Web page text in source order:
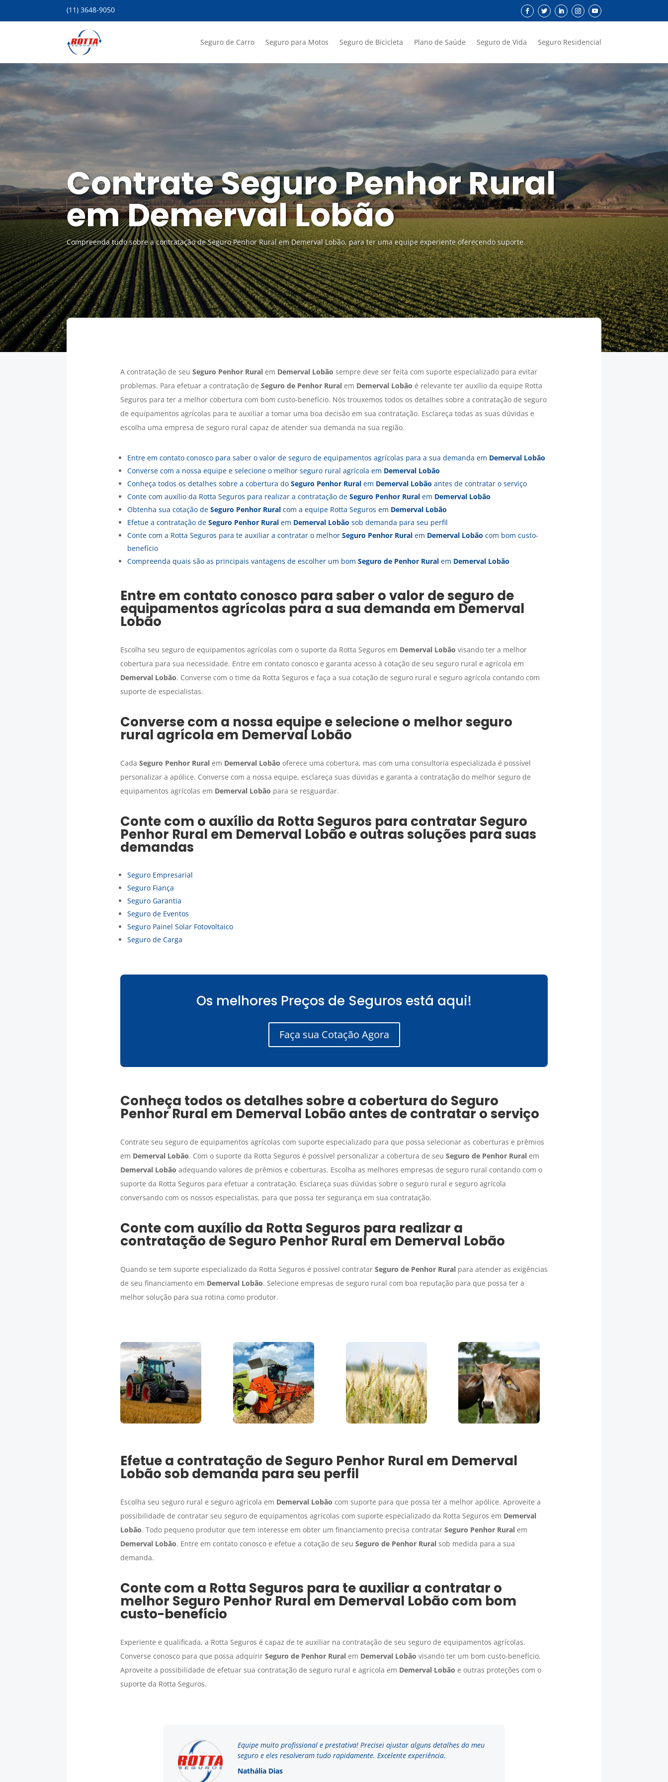
(11) 3648-9050
Seguro de Carro Seguro para Motos Seguro de Bicicleta Plano de Saúde Seguro de Vida Seguro Residencial
Contrate Seguro Penhor Rural
em Demerval Lobão
Compreenda tudo sobre a contratação de Seguro Penhor Rural em Demerval Lobão, para ter uma equipe experiente oferecendo suporte.
A contratação de seu Seguro Penhor Ruralem Demerval Lobão sempre deve ser feita com suporte especializado para evitar
problemas. Para efetuar a contratação de Seguro de Penhor Ruralem Demerval Lobão é relevante ter auxílio da equipe Rotta
Seguros para ter a melhor cobertura com bom custo-benefício. Nós trouxemos todos os detalhes sobre a contratação de seguro
de equipamentos agrícolas para te auxiliar a tomar uma boa decisão em sua contratação. Esclareça todas as suas dúvidas e
escolha uma empresa de seguro rural capaz de atender sua demanda na sua região.
Entre em contato conosco para saber o valor de seguro de equipamentos agrícolas para a sua demanda em Demerval Lobão
Converse com a nossa equipe e selecione o melhor seguro rural agrícola em Demerval Lobão
Conheça todos os detalhes sobre a cobertura do Seguro Penhor Ruralem Demerval Lobão antes de contratar o serviço
Conte com auxílio da Rotta Seguros para realizar a contratação de Seguro Penhor Ruralem Demerval Lobão
Obtenha sua cotação de Seguro Penhor Ruralcom a equipe Rotta Seguros em Demerval Lobão
Efetue a contratação de Seguro Penhor Ruralem Demerval Lobão sob demanda para seu perfil
Conte com a Rotta Seguros para te auxiliar a contratar o melhor Seguro Penhor Ruralem Demerval Lobão com bom custo-
benefício
Compreenda quais são as principais vantagens de escolher um bom Seguro de Penhor Ruralem Demerval Lobão
Entre em contato conosco para saber o valor de seguro de
equipamentos agrícolas para a sua demanda em Demerval
Lobão
Escolha seu seguro de equipamentos agrícolas com o suporte da Rotta Seguros em Demerval Lobão visando ter a melhor
cobertura para sua necessidade. Entre em contato conosco e garanta acesso à cotação de seu seguro rural e agrícola em
Demerval Lobão. Converse com o time da Rotta Seguros e faça a sua cotação de seguro rural e seguro agrícola contando com
suporte de especialistas.
Converse com a nossa equipe e selecione o melhor seguro
rural agrícola em Demerval Lobão
Cada Seguro Penhor Ruralem Demerval Lobão oferece uma cobertura, mas com uma consultoria especializada é possível
personalizar a apólice. Converse com a nossa equipe, esclareça suas dúvidas e garanta a contratação do melhor seguro de
equipamentos agrícolas em Demerval Lobão para se resguardar.
Conte com o auxílio da Rotta Seguros para contratar Seguro
Penhor Rural em Demerval Lobão e outras soluções para suas
demandas
Seguro Empresarial
Seguro Fiança
Seguro Garantia
Seguro de Eventos
Seguro Painel Solar Fotovoltaico
Seguro de Carga
Os melhores Preços de Seguros está aqui!
Faça sua Cotação Agora
Conheça todos os detalhes sobre a cobertura do Seguro
Penhor Rural em Demerval Lobão antes de contratar o serviço
Contrate seu seguro de equipamentos agrícolas com suporte especializado para que possa selecionar as coberturas e prêmios
em Demerval Lobão. Com o suporte da Rotta Seguros é possível personalizar a cobertura de seu Seguro de Penhor Ruralem
Demerval Lobão adequando valores de prêmios e coberturas. Escolha as melhores empresas de seguro rural contando com o
suporte da Rotta Seguros para efetuar a contratação. Esclareça suas dúvidas sobre o seguro rural e seguro agrícola
conversando com os nossos especialistas, para que possa ter segurança em sua contratação.
Conte com auxílio da Rotta Seguros para realizar a
contratação deSeguro Penhor Ruralem Demerval Lobão
Quando se tem suporte especializado da Rotta Seguros é possível contratar Seguro de Penhor Ruralpara atender as exigências
de seu financiamento em Demerval Lobão. Selecione empresas de seguro rural com boa reputação para que possa ter a
melhor solução para sua rotina como produtor.
Efetue a contratação deSeguro Penhor Rural em Demerval
Lobãosob demanda para seu perfil
Escolha seu seguro rural e seguro agrícola em Demerval Lobão com suporte para que possa ter a melhor apólice. Aproveite a
possibilidade de contratar seu seguro de equipamentos agrícolas com suporte especializado da Rotta Seguros em Demerval
Lobão. Todo pequeno produtor que tem interesse em obter um financiamento precisa contratar Seguro Penhor Ruralem
Demerval Lobão. Entre em contato conosco e efetue a cotação de seu Seguro de Penhor Ruralsob medida para a sua
demanda.
Conte com a Rotta Seguros para te auxiliar a contratar o
melhor Seguro Penhor Rural em Demerval Lobão com bom
custo-benefício
Experiente e qualificada, a Rotta Seguros é capaz de te auxiliar na contratação de seu seguro de equipamentos agrícolas.
Converse conosco para que possa adquirir Seguro de Penhor Ruralem Demerval Lobão visando ter um bom custo-benefício.
Aproveite a possibilidade de efetuar sua contratação de seguro rural e agrícola em Demerval Lobão e outras proteções com o
suporte da Rotta Seguros.
Equipe muito profissional e prestativa! Precisei ajustar alguns detalhes do meu
seguro e eles resolveram tudo rapidamente. Excelente experiência.
Nathália Dias